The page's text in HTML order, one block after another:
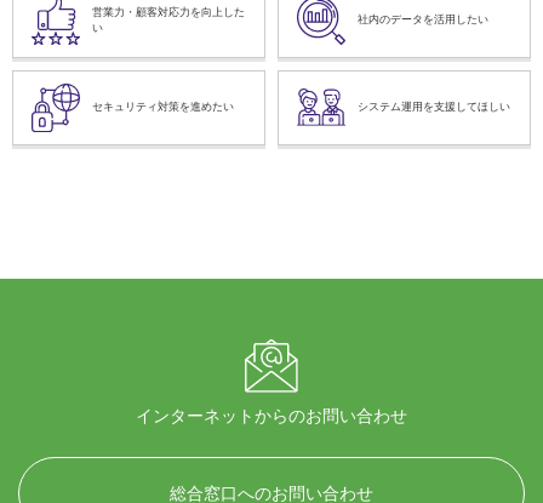
営業力・顧客対応力を向上した
い
社内のデータを活用したい
セキュリティ対策を進めたい システム運用を支援してほしい
インターネットからのお問い合わせ
総合窓口へのお問い合わせ